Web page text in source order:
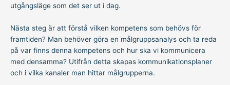
utgångsläge som det ser ut i dag.
Nästa steg är att förstå vilken kompetens som behövs för
framtiden? Man behöver göra en målgruppsanalys och ta reda
på var finns denna kompetens och hur ska vi kommunicera
med densamma? Utifrån detta skapas kommunikationsplaner
och i vilka kanaler man hittar målgrupperna.